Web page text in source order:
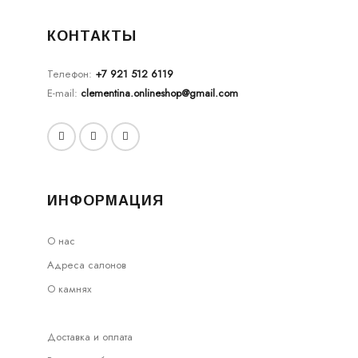
КОНТАКТЫ
Телефон: +7 921 512 6119
E-mail: clementina.onlineshop@gmail.com
ИНФОРМАЦИЯ
О нас
Адреса салонов
О камнях
Доставка и оплата